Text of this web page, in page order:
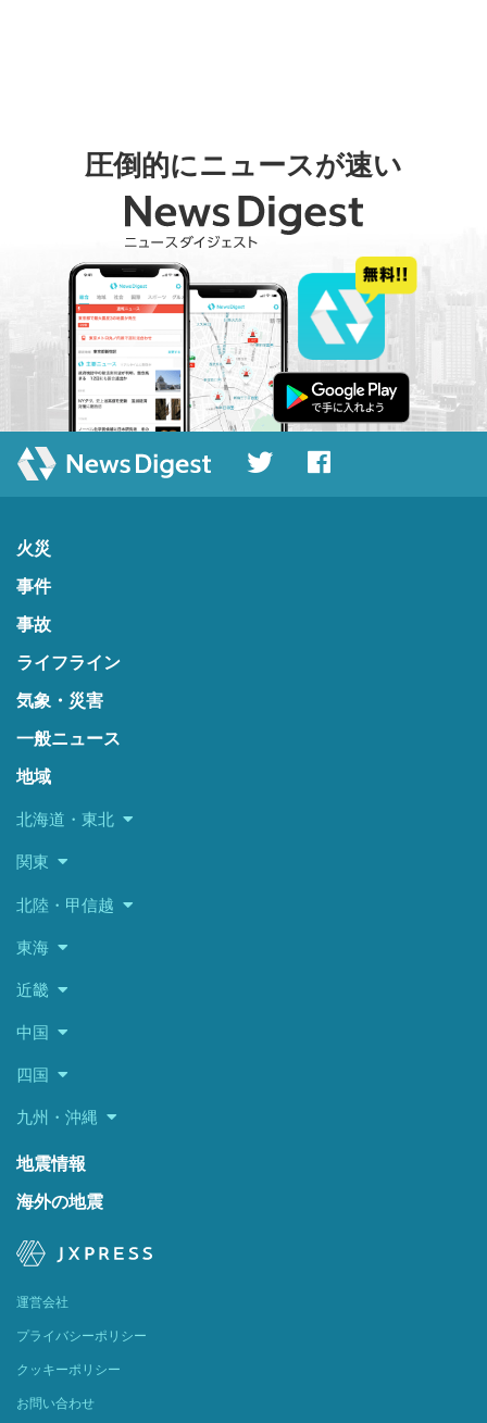
圧倒的にニュースが速い
火災
事件
事故
ライフライン
気象・災害
一般ニュース
地域
北海道・東北
関東
北陸・甲信越
東海
近畿
中国
四国
九州・沖縄
地震情報
海外の地震
運営会社
プライバシーポリシー
クッキーポリシー
お問い合わせ